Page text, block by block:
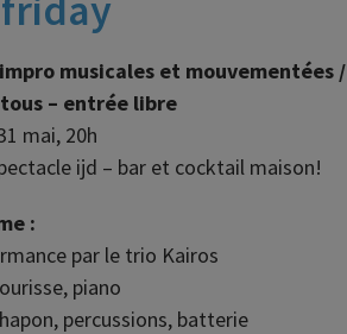
musicales et mouvementées /
– entrée libre
mai, 20h
ijd – bar et cocktail maison!
:
par le trio Kairos
piano
percussions, batterie